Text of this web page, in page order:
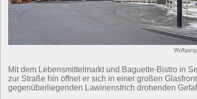
Mit dem Lebensmittelmarkt und Baguette-Bistro in
zur Straße hin öffnet er sich in einer großen
gegenüberliegenden Lawinenstrich drohenden